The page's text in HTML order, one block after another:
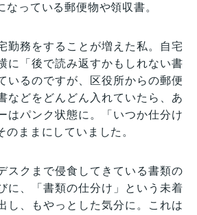
なっている郵便物や領収書。
勤務をすることが増えた私。自宅
に「後で読み返すかもしれない書
いるのですが、区役所からの郵便
などをどんどん入れていたら、あ
はパンク状態に。「いつか仕分け
のままにしていました。
スクまで侵食してきている書類の
に、「書類の仕分け」という未着
し、もやっとした気分に。これは